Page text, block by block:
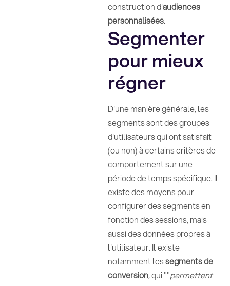
construction d'audiences
personnalisées.
Segmenter
pour mieux
régner
D'une manière générale, les
segments sont des groupes
d'utilisateurs qui ont satisfait
(ou non) à certains critères de
comportement sur une
période de temps spécifique. Il
existe des moyens pour
configurer des segments en
fonction des sessions, mais
aussi des données propres à
l'utilisateur. Il existe
notamment lessegments de
conversion, qui ""permettent